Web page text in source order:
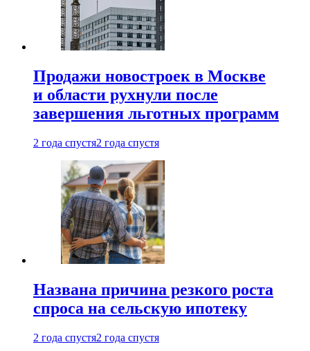
Продажи новостроек в Москве
и области рухнули после
завершения льготных программ
2 года спустя2 года спустя
Названа причина резкого роста
спроса на сельскую ипотеку
2 года спустя2 года спустя